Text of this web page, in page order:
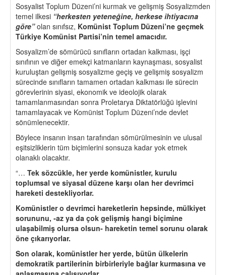
Sosyalist Toplum Düzeni’ni kurmak ve gelişmiş Sosyalizmden
temel ilkesi “herkesten yeteneğine, herkese ihtiyacına
göre”olan sınıfsız, Komünist Toplum Düzeni’ne geçmek
Türkiye Komünist Partisi’nin temel amacıdır.
Sosyalizm’de sömürücü sınıfların ortadan kalkması, işçi
sınıfının ve diğer emekçi katmanların kaynaşması, sosyalist
kuruluştan gelişmiş sosyalizme geçiş ve gelişmiş sosyalizm
sürecinde sınıfların tamamen ortadan kalkması ile sürecin
görevlerinin siyasi, ekonomik ve ideolojik olarak
tamamlanmasından sonra Proletarya Diktatörlüğü işlevini
tamamlayacak ve Komünist Toplum Düzeni’nde devlet
sönümlenecektir.
Böylece insanın insan tarafından sömürülmesinin ve ulusal
eşitsizliklerin tüm biçimlerini sonsuza kadar yok etmek
olanaklı olacaktır.
“… Tek sözcükle, her yerde komünistler, kurulu
toplumsal ve siyasal düzene karşı olan her devrimci
hareketi destekliyorlar.
Komünistler o devrimci hareketlerin hepsinde, mülkiyet
sorununu, -az ya da çok gelişmiş hangi biçimine
ulaşabilmiş olursa olsun- hareketin temel sorunu olarak
öne çıkarıyorlar.
Son olarak, komünistler her yerde, bütün ülkelerin
demokratik partilerinin birbirleriyle bağlar kurmasına ve